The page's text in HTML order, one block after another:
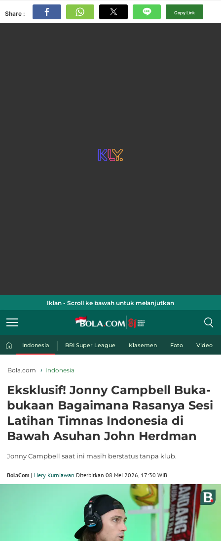
Share : Copy Link
Iklan - Scroll ke bawah untuk melanjutkan
Indonesia BRI Super League Klasemen Foto Video
Bola.com Indonesia
Eksklusif! Jonny Campbell Buka-
bukaan Bagaimana Rasanya Sesi
Latihan Timnas Indonesia di
Bawah Asuhan John Herdman
Jonny Campbell saat ini masih berstatus tanpa klub.
BolaCom | Hery Kurniawan Diterbitkan 08 Mei 2026, 17:30 WIB